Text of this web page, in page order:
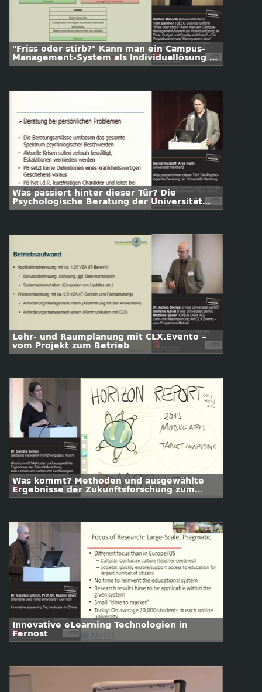
"Friss oder stirb?" Kann man ein Campus-
Management-System als Individuallösung in
Time, Budget und Quality einführen? – Ein
Was passiert hinter dieser Tür? Die
Psychologische Beratung der Universität
Hamburg
Lehr- und Raumplanung mit CLX.Evento –
vom Projekt zum Betrieb
Was kommt? Methoden und ausgewählte
Ergebnisse der Zukunftsforschung zum
Lernen und Lehren mit Technologien
Innovative eLearning Technologien in
Fernost